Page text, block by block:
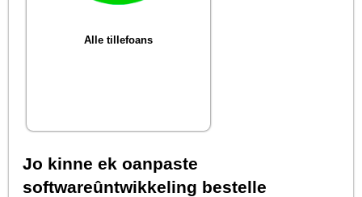
Alle tillefoans
Jo kinne ek oanpaste
softwareûntwikkeling bestelle